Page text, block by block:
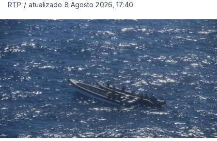
RTP / atualizado 8 Agosto 2026, 17:40